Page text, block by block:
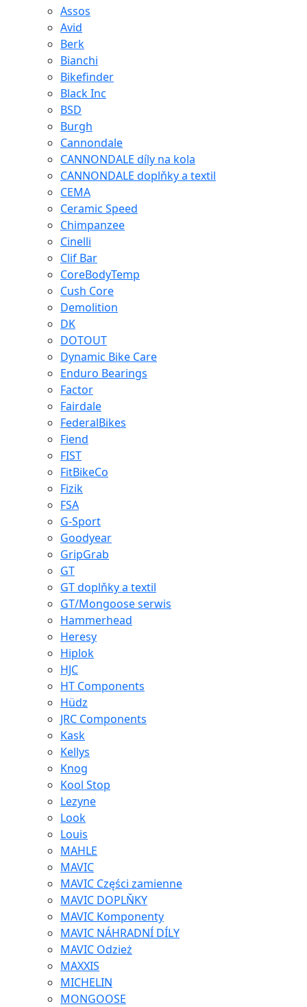
Assos
Avid
Berk
Bianchi
Bikefinder
Black Inc
BSD
Burgh
Cannondale
CANNONDALE díly na kola
CANNONDALE doplňky a textil
CEMA
Ceramic Speed
Chimpanzee
Cinelli
Clif Bar
CoreBodyTemp
Cush Core
Demolition
DK
DOTOUT
Dynamic Bike Care
Enduro Bearings
Factor
Fairdale
FederalBikes
Fiend
FIST
FitBikeCo
Fizik
FSA
G-Sport
Goodyear
GripGrab
GT
GT doplňky a textil
GT/Mongoose serwis
Hammerhead
Heresy
Hiplok
HJC
HT Components
Hüdz
JRC Components
Kask
Kellys
Knog
Kool Stop
Lezyne
Look
Louis
MAHLE
MAVIC
MAVIC Części zamienne
MAVIC DOPLŇKY
MAVIC Komponenty
MAVIC NÁHRADNÍ DÍLY
MAVIC Odzież
MAXXIS
MICHELIN
MONGOOSE